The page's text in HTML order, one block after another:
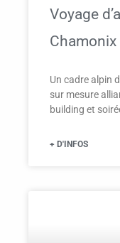
Voyage
Chamonix
Un cadre alpin
sur mesure
building et
+ D'INFOS